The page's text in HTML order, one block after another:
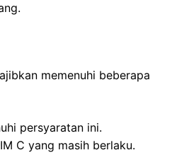
memenuhi beberapa
persyaratan ini.
C yang masih berlaku.